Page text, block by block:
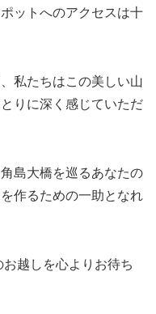
ットへのアクセスは十
私たちはこの美しい山
りに深く感じていただ
島大橋を巡るあなたの
作るための一助となれ
越しを心よりお待ち